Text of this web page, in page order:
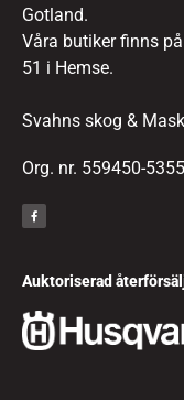
Gotland.
Våra butiker finns
51 i Hemse.
Svahns skog &
Org. nr. 559450-5355
Auktoriserad